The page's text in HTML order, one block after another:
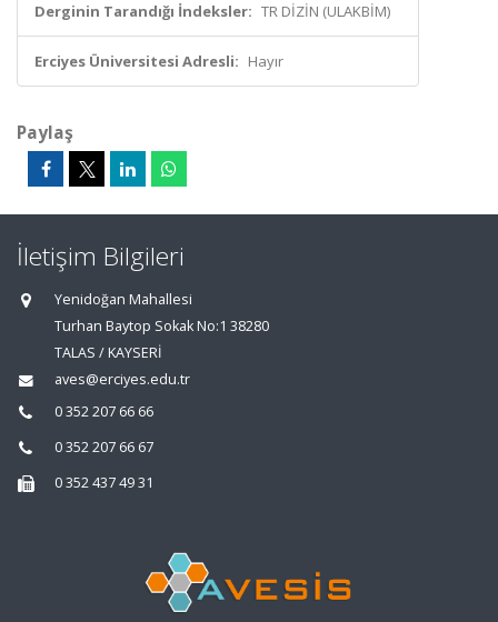
Derginin Tarandığı İndeksler: TR DİZİN (ULAKBİM)
Erciyes Üniversitesi Adresli: Hayır
Paylaş
İletişim Bilgileri
Yenidoğan Mahallesi
Turhan Baytop Sokak No:1 38280
TALAS / KAYSERİ
aves@erciyes.edu.tr
0 352 207 66 66
0 352 207 66 67
0 352 437 49 31